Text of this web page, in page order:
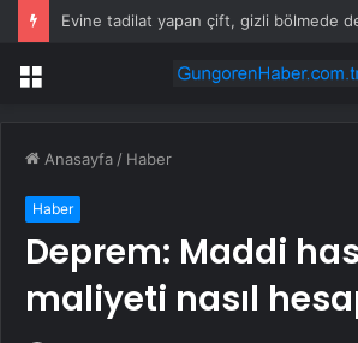
Menü
Anasayfa / Haber
Haber
Deprem: Maddi
maliyeti nasıl